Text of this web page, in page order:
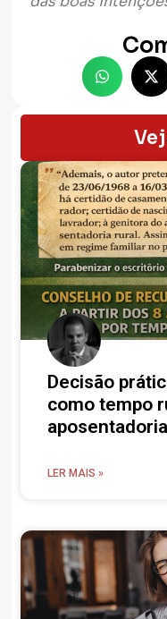
Decisão
como tempo
aposentadoria
LER MAIS »